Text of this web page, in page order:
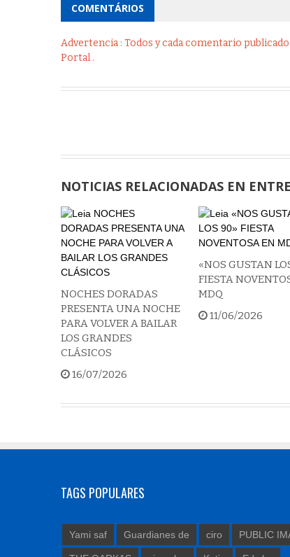
COMENTÁRIOS
Advertencia : Todos y cada comentario
Portal .
NOTICIAS RELACIONADAS EN
NOCHES DORADAS
PRESENTA UNA NOCHE
PARA VOLVER A BAILAR
LOS GRANDES
CLÁSICOS
16/07/2026
«NOS GUSTAN
FIESTA
MDQ
11/06/2026
TAGS POPULARES
Yami saf Guardianes de ciro PUBLIC